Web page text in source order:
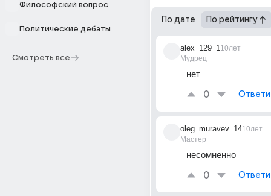
Философский вопрос
Политические дебаты
Смотреть все
По дате По рейтингу
alex_129_1
Мудрец
10лет
нет
0
oleg_muravev_14
Мастер
10лет
несомненно
0